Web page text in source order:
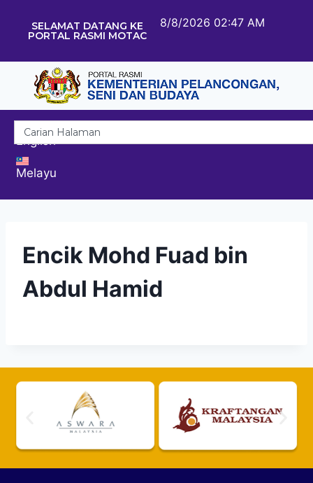
SELAMAT DATANG KE
PORTAL RASMI MOTAC
8/8/2026 02:47 AM
English
Melayu
Encik Mohd Fuad bin
Abdul Hamid